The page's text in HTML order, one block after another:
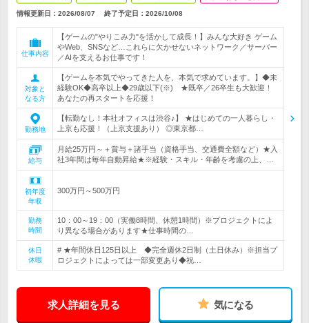
情報更新日：2026/08/07 終了予定日： 2026/10/08
仕事内容
【ゲームの"やりこみ力"を活かして成長！】みんな大好き ゲーム
やWeb、SNSなど…これらに欠かせないネットワーク／サーバー
／AIを支えるお仕事です！
対象と
なる方
【ゲームを本気でやってきた人を、本気で求めています。】◆未
経験OK◆高卒以上◆29歳以下(※) ★既卒／26卒生も大歓迎！
あなたの再スタートを応援！
勤務地
【転勤なし！本社オフィスは渋谷♪】 ★はじめての一人暮らし・
上京も応援！（上京支援あり） ◎東京都…
給与
月給25万円～＋賞与＋諸手当（資格手当、交通費全額など）★入
社3年間は毎年自動昇給★※経験・スキル・年齢を考慮の上、…
初年度
年収
300万円～500万円
勤務
時間
10：00～19：00（実働8時間、休憩1時間）※プロジェクトによ
り異なる場合があります★仕事時間の…
休日
休暇
# ★年間休日125日以上 ◆完全週休2日制（土日休み）※担当プ
ロジェクトによっては一部変更あり◆祝…
求人詳細を見る 気になる